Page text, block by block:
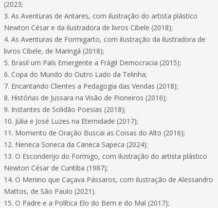
(2023;
3. As Aventuras de Antares, com ilustração do artista plástico
Newton César e da ilustradora de livros Cibele (2018);
4. As Aventuras de Formigarto, com ilustração da ilustradora de
livros Cibele, de Maringá (2018);
5. Brasil um País Emergente a Frágil Democracia (2015);
6. Copa do Mundo do Outro Lado da Telinha;
7. Encantando Clientes a Pedagogia das Vendas (2018);
8. Histórias de Jussara na Visão de Pioneiros (2016);
9. Instantes de Solidão Poesias (2018);
10. Júlia e José Luzes na Eternidade (2017);
11. Momento de Oração Buscai as Coisas do Alto (2016);
12. Neneca Soneca da Caneca Sapeca (2024);
13. O Esconderijo do Formigo, com ilustração do artista plástico
Newton César de Curitiba (1987);
14. O Menino que Caçava Pássaros, com ilustração de Alessandro
Mattos, de São Paulo (2021).
15. O Padre e a Política Elo do Bem e do Mal (2017);